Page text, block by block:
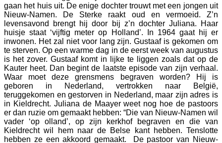
gaan het huis uit. De enige dochter trouwt met een jongen uit
Nieuw-Namen. De Sterke raakt oud en vermoeid. Z’n
levensavond brengt hij door bij z’n dochter Juliana. Haar
huisje staat ‘vijftig meter op Holland’. In 1964 gaat hij er
inwonen. Het zal niet voor lang zijn. Gustaaf is gekomen om
te sterven. Op een warme dag in de eerst week van augustus
is het zover. Gustaaf komt in lijke te liggen zoals dat op de
Kauter heet. Dan begint de laatste episode van zijn verhaal.
Waar moet deze grensmens begraven worden? Hij is
geboren in Nederland, vertrokken naar België,
teruggekomen en gestorven in Nederland, maar zijn adres is
in Kieldrecht. Juliana de Maayer weet nog hoe de pastoors
er dan ruzie om gemaakt hebben: “Die van Nieuw-Namen wil
vader ‘op olland’, op zijn kerkhof begraven en die van
Kieldrecht wil hem naar de Belse kant hebben. Tenslotte
hebben ze een akkoord gemaakt. De pastoor van Nieuw-